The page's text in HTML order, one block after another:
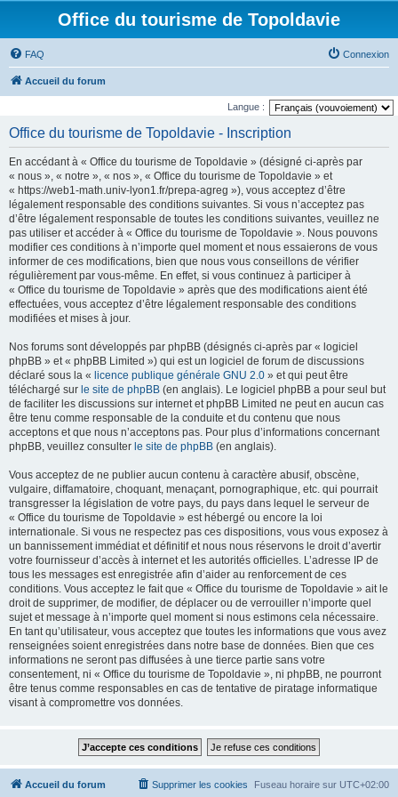
Office du tourisme de Topoldavie
FAQ Connexion
Accueil du forum
Langue :
Office du tourisme de Topoldavie - Inscription
En accédant à « Office du tourisme de Topoldavie » (désigné ci-après par
« nous », « notre », « nos », « Office du tourisme de Topoldavie » et
« https://web1-math.univ-lyon1.fr/prepa-agreg »), vous acceptez d’être
légalement responsable des conditions suivantes. Si vous n’acceptez pas
d’être légalement responsable de toutes les conditions suivantes, veuillez ne
pas utiliser et accéder à « Office du tourisme de Topoldavie ». Nous pouvons
modifier ces conditions à n’importe quel moment et nous essaierons de vous
informer de ces modifications, bien que nous vous conseillons de vérifier
régulièrement par vous-même. En effet, si vous continuez à participer à
« Office du tourisme de Topoldavie » après que des modifications aient été
effectuées, vous acceptez d’être légalement responsable des conditions
modifiées et mises à jour.
Nos forums sont développés par phpBB (désignés ci-après par « logiciel
phpBB » et « phpBB Limited ») qui est un logiciel de forum de discussions
déclaré sous la « licence publique générale GNU 2.0 » et qui peut être
téléchargé sur le site de phpBB (en anglais). Le logiciel phpBB a pour seul but
de faciliter les discussions sur internet et phpBB Limited ne peut en aucun cas
être tenu comme responsable de la conduite et du contenu que nous
acceptons et que nous n’acceptons pas. Pour plus d’informations concernant
phpBB, veuillez consulter le site de phpBB (en anglais).
Vous acceptez de ne publier aucun contenu à caractère abusif, obscène,
vulgaire, diffamatoire, choquant, menaçant, pornographique, etc. qui pourrait
transgresser la législation de votre pays, du pays dans lequel le serveur de
« Office du tourisme de Topoldavie » est hébergé ou encore la loi
internationale. Si vous ne respectez pas ces dispositions, vous vous exposez à
un bannissement immédiat et définitif et nous nous réservons le droit d’avertir
votre fournisseur d’accès à internet et les autorités officielles. L’adresse IP de
tous les messages est enregistrée afin d’aider au renforcement de ces
conditions. Vous acceptez le fait que « Office du tourisme de Topoldavie » ait le
droit de supprimer, de modifier, de déplacer ou de verrouiller n’importe quel
sujet et message à n’importe quel moment si nous estimons cela nécessaire.
En tant qu’utilisateur, vous acceptez que toutes les informations que vous avez
renseignées soient enregistrées dans notre base de données. Bien que ces
informations ne seront pas diffusées à une tierce partie sans votre
consentement, ni « Office du tourisme de Topoldavie », ni phpBB, ne pourront
être tenus comme responsables en cas de tentative de piratage informatique
visant à compromettre vos données.
Accueil du forum Fuseau horaire sur UTC+02:00
Supprimer les cookies